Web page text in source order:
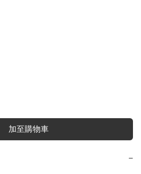
加至購物車
−